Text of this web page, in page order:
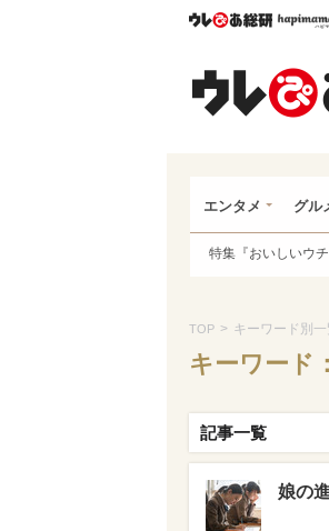
ウレぴ
エンタメ グル
特集『おいしいウチ
TOP > キーワード別一
キーワード：
記事一覧
娘の